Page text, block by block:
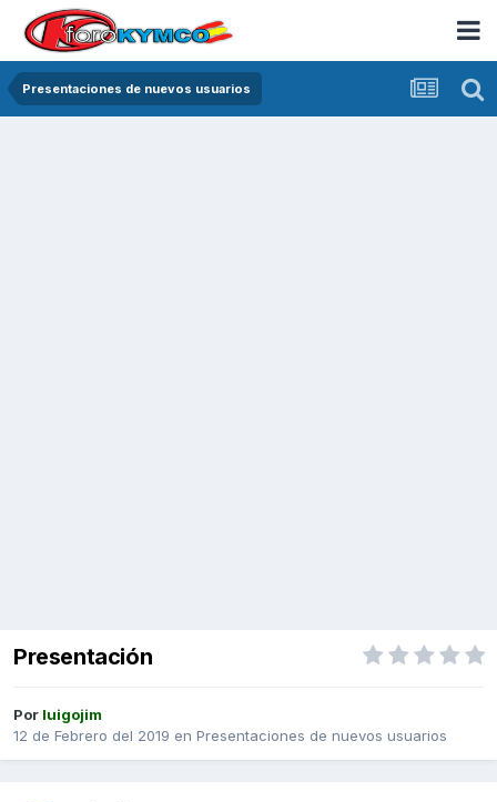
Presentaciones de nuevos usuarios
Presentación
Por luigojim
12 de Febrero del 2019 en Presentaciones de nuevos usuarios